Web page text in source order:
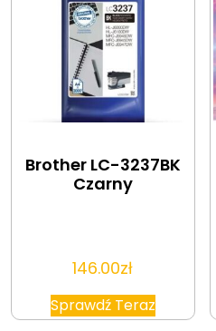
Brother LC-3237BK
Czarny
146.00zł
Sprawdź Teraz